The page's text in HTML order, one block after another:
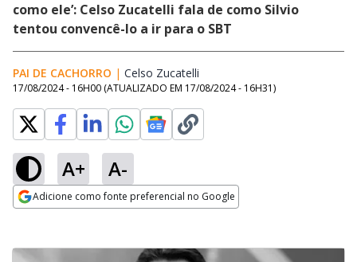
como ele’: Celso Zucatelli fala de como Silvio
tentou convencê-lo a ir para o SBT
PAI DE CACHORRO | Celso Zucatelli
17/08/2024 - 16H00 (ATUALIZADO EM 17/08/2024 - 16H31)
A+ A-
Adicione como fonte preferencial no Google